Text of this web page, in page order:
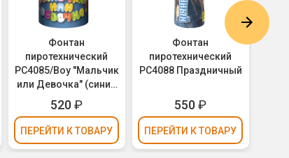
Фонтан
пиротехнический
РС4085/Boy "Мальчик
или Девочка" (синие
огни) - для Гендер
Пати (Gender Party)
520₽
ПЕРЕЙТИ К ТОВАРУ
Фонтан
пиротехнический
РС4088 Праздничный
550₽
ПЕРЕЙТИ К ТОВАРУ